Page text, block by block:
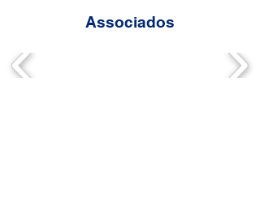
Associados